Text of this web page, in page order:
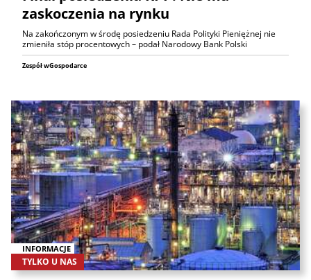
zaskoczenia na rynku
Na zakończonym w środę posiedzeniu Rada Polityki Pieniężnej nie
zmieniła stóp procentowych – podał Narodowy Bank Polski
Zespół wGospodarce
INFORMACJE
TYLKO U NAS